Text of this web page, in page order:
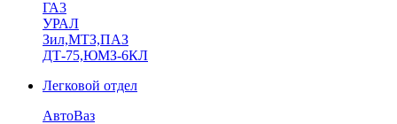
ГА3
УРАЛ
Зил,МТЗ,ПАЗ
ДТ-75,ЮМЗ-6КЛ
Легковой отдел
АвтоВаз